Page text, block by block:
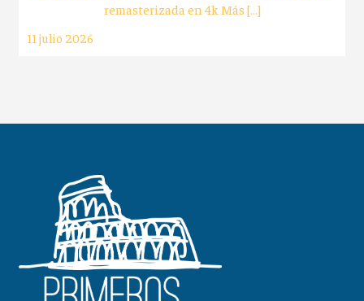
remasterizada en 4k Más […]
11 julio 2026